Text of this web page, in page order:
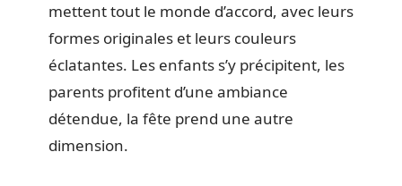
mettent tout le monde d’accord, avec leurs
formes originales et leurs couleurs
éclatantes. Les enfants s’y précipitent, les
parents profitent d’une ambiance
détendue, la fête prend une autre
dimension.